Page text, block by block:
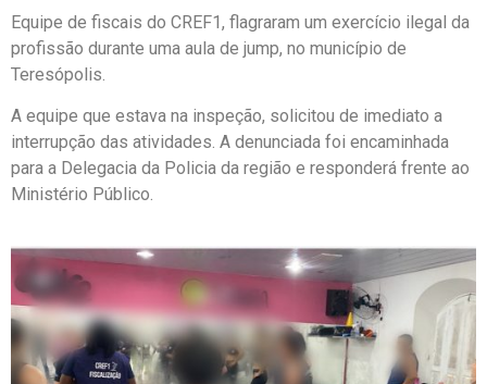
Equipe de fiscais do CREF1, flagraram um exercício ilegal da
profissão durante uma aula de jump, no município de
Teresópolis.
A equipe que estava na inspeção, solicitou de imediato a
interrupção das atividades. A denunciada foi encaminhada
para a Delegacia da Policia da região e responderá frente ao
Ministério Público.